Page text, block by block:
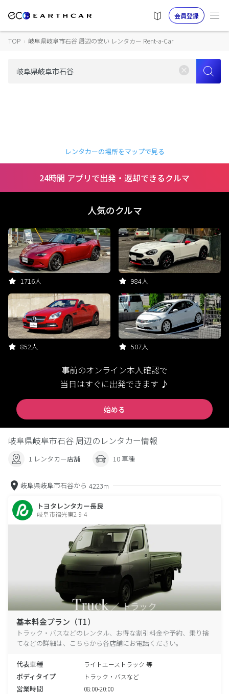
会員登録
TOP › 岐阜県岐阜市石谷 周辺の安い レンタカー Rent-a-Car
レンタカーの場所をマップで見る
24時間 アプリで出発・返却できるクルマ
人気のクルマ
1716人 984人
852人 507人
事前のオンライン本人確認で
当日はすぐに出発できます ♪
始める
岐阜県岐阜市石谷 周辺のレンタカー情報
1 レンタカー店舗 10 車種
岐阜県岐阜市石谷から 4223m
トヨタレンタカー長良
岐阜市福光東2-9-4
基本料金プラン（T1）
トラック・バスなどのレンタル、お得な割引料金や予約、乗り捨
てなどの詳細は、こちらから各店舗にお電話ください。
代表車種 ライトエーストラック 等
ボディタイプ トラック・バスなど
営業時間 08:00-20:00